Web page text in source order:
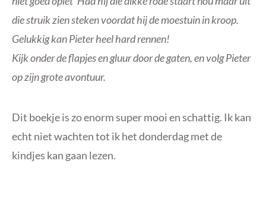
die struik zien steken voordat hij de moestuin in kroop.
Gelukkig kan Pieter heel hard rennen!
Kijk onder de flapjes en gluur door de gaten, en volg Pieter
op zijn grote avontuur.
Dit boekje is zo enorm super mooi en schattig. Ik kan
echt niet wachten tot ik het donderdag met de
kindjes kan gaan lezen.